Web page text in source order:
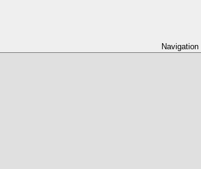
Navigation